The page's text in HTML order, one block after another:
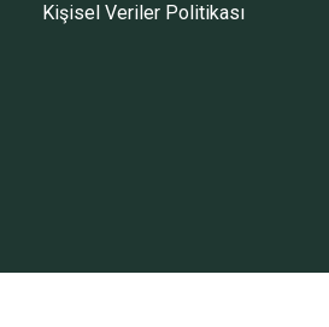
Kişisel Veriler Politikası